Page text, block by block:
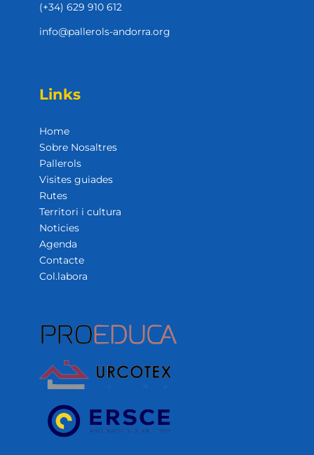
(+34) 629 910 612
info@pallerols-andorra.org
Links
Home
Sobre Nosaltres
Pallerols
Visites guiades
Rutes
Territori i cultura
Noticies
Agenda
Contacte
Col.labora